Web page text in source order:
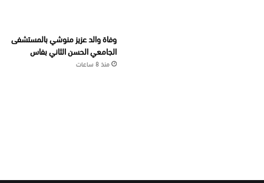
وفاة والد عزيز منوشي بالمستشفى
الجامعي الحسن الثاني بفاس
منذ 8 ساعات